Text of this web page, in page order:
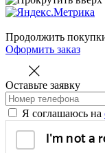
Продолжить
Оформить заказ
Оставьте заявку
Я соглашаюсь на